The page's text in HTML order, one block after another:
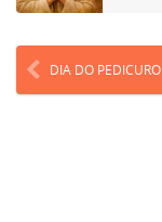
DIA DO PEDICURO